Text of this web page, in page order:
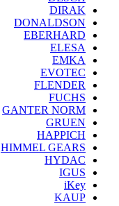
DIRAK
DONALDSON
EBERHARD
ELESA
EMKA
EVOTEC
FLENDER
FUCHS
GANTER NORM
GRUEN
HAPPICH
HIMMEL GEARS
HYDAC
IGUS
iKey
KAUP